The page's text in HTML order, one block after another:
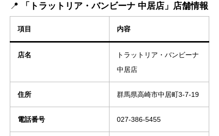
📍 「トラットリア・バンビーナ 中居店」店舗情報
項目 内容
店名
トラットリア・バンビーナ
中居店
住所 群馬県高崎市中居町3-7-19
電話番号 027-386-5455